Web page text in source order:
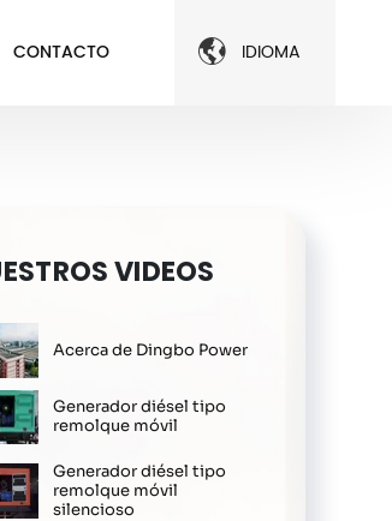
 IDIOMA
CONTACTO
VIDEOS
Acerca de Dingbo Power
Generador diésel tipo
remolque móvil
Generador diésel tipo
remolque móvil
silencioso